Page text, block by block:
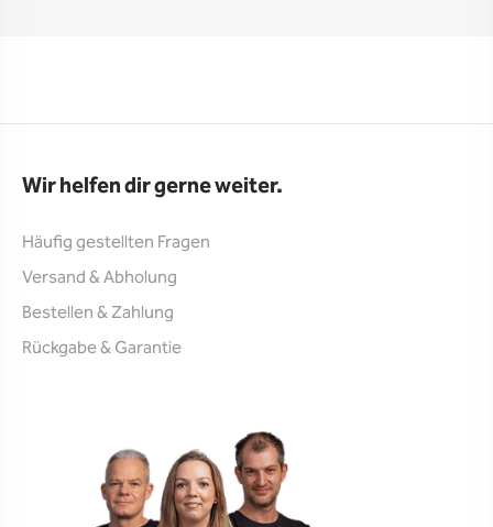
Wir helfen dir gerne weiter.
Häufig gestellten Fragen
Versand & Abholung
Bestellen & Zahlung
Rückgabe & Garantie